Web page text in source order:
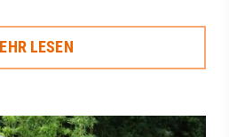
LESEN